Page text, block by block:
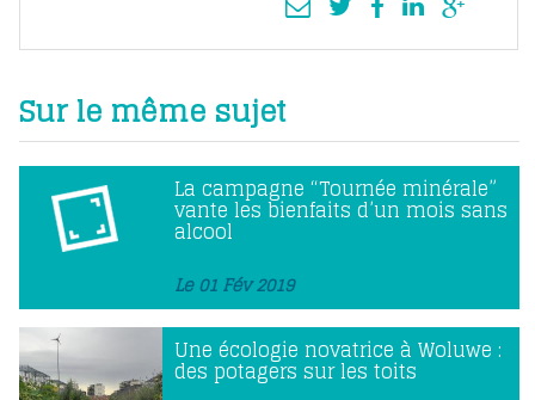
Sur le même sujet
La campagne “Tournée minérale”
vante les bienfaits d’un mois sans
alcool
Le 01 Fév 2019
Une écologie novatrice à Woluwe :
des potagers sur les toits